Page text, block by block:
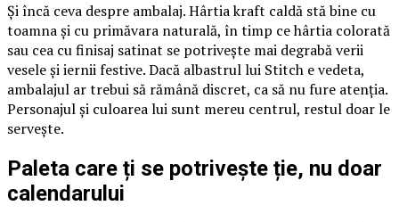
Și încă ceva despre ambalaj. Hârtia kraft caldă stă bine cu
toamna și cu primăvara naturală, în timp ce hârtia colorată
sau cea cu finisaj satinat se potrivește mai degrabă verii
vesele și iernii festive. Dacă albastrul lui Stitch e vedeta,
ambalajul ar trebui să rămână discret, ca să nu fure atenția.
Personajul și culoarea lui sunt mereu centrul, restul doar le
servește.
Paleta care ți se potrivește ție, nu doar
calendarului